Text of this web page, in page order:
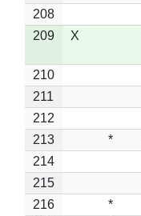
208
209
X
210
211
212
213
*
214
215
216
*